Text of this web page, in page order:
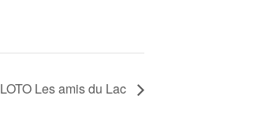
LOTO Les amis du Lac